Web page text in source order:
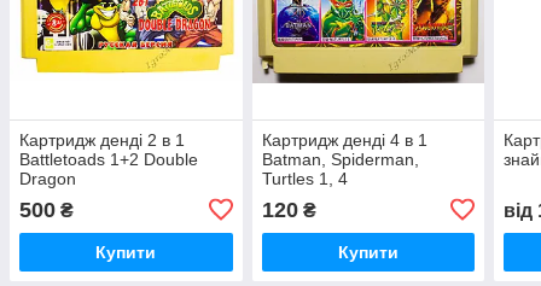
Картридж денді 2 в 1
Battletoads 1+2 Double
Dragon
500 ₴
Купити
Картридж денді 4 в 1
Batman, Spiderman,
Turtles 1, 4
120₴
Купити
від